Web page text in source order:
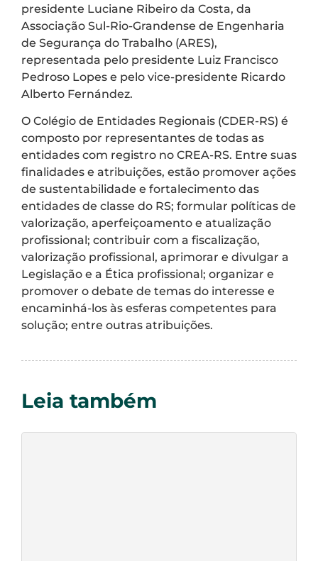
presidente Luciane Ribeiro da Costa, da
Associação Sul-Rio-Grandense de Engenharia
de Segurança do Trabalho (ARES),
representada pelo presidente Luiz Francisco
Pedroso Lopes e pelo vice-presidente Ricardo
Alberto Fernández.
O Colégio de Entidades Regionais (CDER-RS) é
composto por representantes de todas as
entidades com registro no CREA-RS. Entre suas
finalidades e atribuições, estão promover ações
de sustentabilidade e fortalecimento das
entidades de classe do RS; formular políticas de
valorização, aperfeiçoamento e atualização
profissional; contribuir com a fiscalização,
valorização profissional, aprimorar e divulgar a
Legislação e a Ética profissional; organizar e
promover o debate de temas do interesse e
encaminhá-los às esferas competentes para
solução; entre outras atribuições.
Leia também